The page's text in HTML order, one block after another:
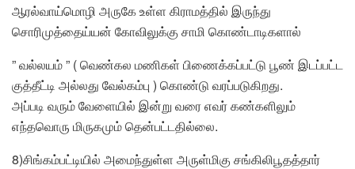
ஆரல்வாய்மொழி அருகே உள்ள கிராமத்தில் இருந்து
சொரிமுத்தைய்யன் கோவிலுக்கு சாமி கொண்டாடிகளால்
” வல்லயம் ” ( வெண்கல மணிகள் பிணைக்கப்பட்டு பூண் இடப்பட்ட
குத்தீட்டி அல்லது வேல்கம்பு ) கொண்டு வரப்படுகிறது.
அப்படி வரும் வேளையில் இன்று வரை எவர் கண்களிலும்
எந்தவொரு மிருகமும் தென்பட்டதில்லை.
8)சிங்கம்பட்டியில் அமைந்துள்ள அருள்மிகு சங்கிலிபூதத்தார்